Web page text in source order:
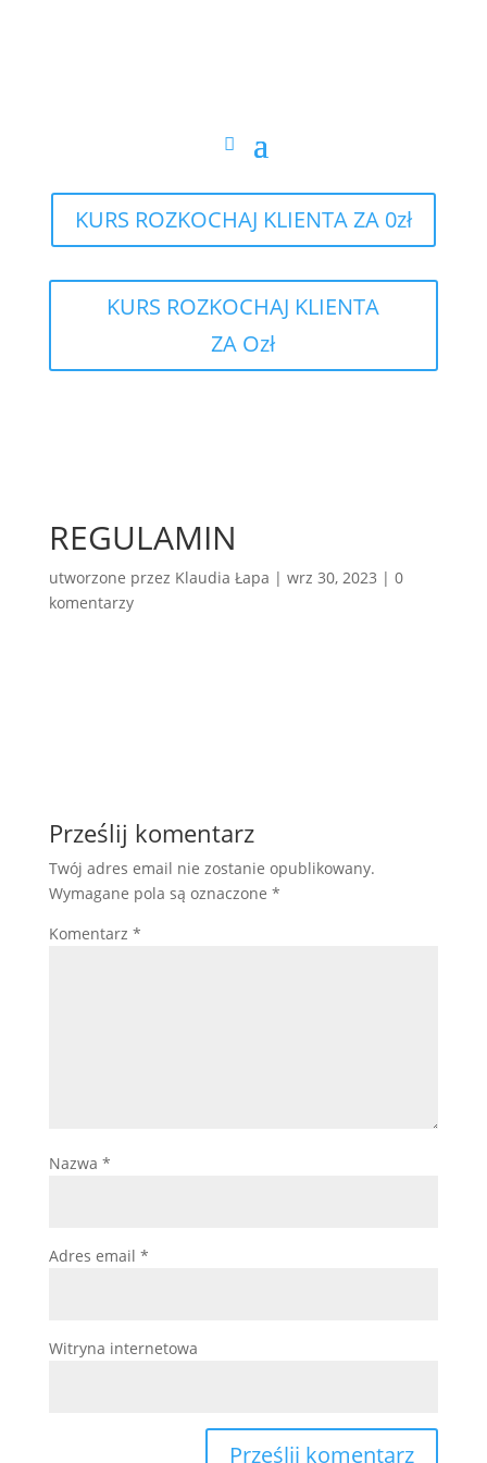
KURS ROZKOCHAJ KLIENTA ZA 0zł
KURS ROZKOCHAJ KLIENTA
ZA Ozł
REGULAMIN
utworzone przez Klaudia Łapa | wrz 30, 2023 | 0
komentarzy
Prześlij komentarz
Twój adres email nie zostanie opublikowany.
Wymagane pola są oznaczone *
Komentarz *
Nazwa *
Adres email *
Witryna internetowa